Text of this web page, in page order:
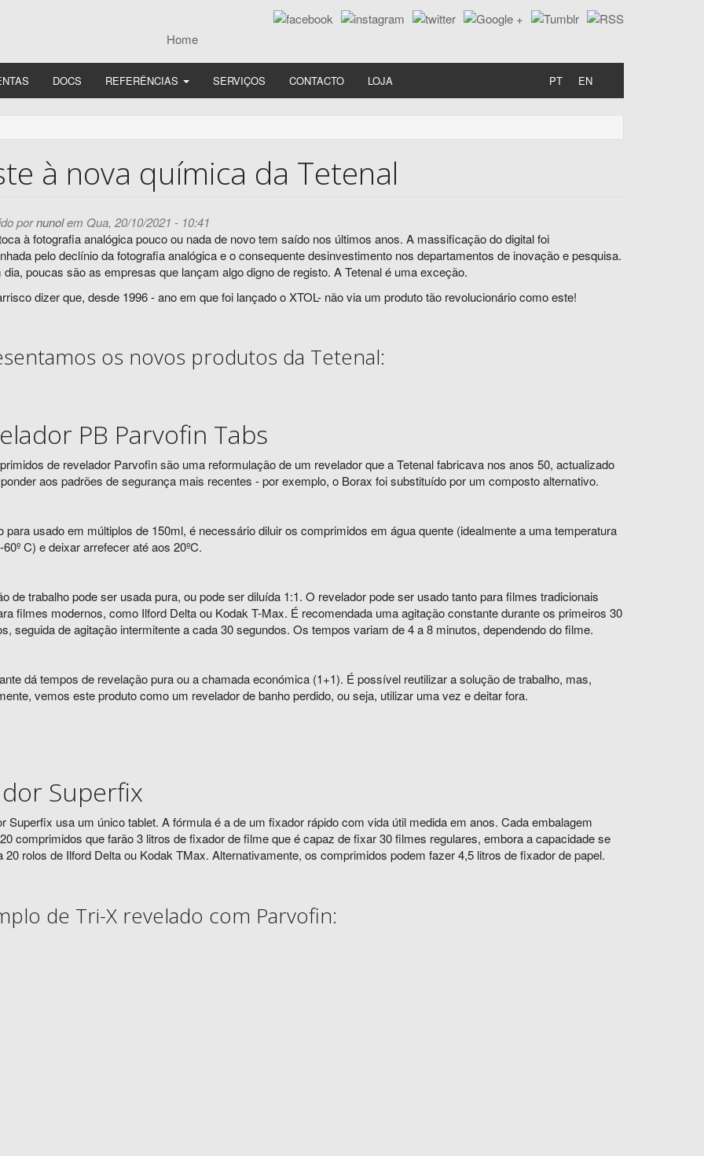
DOCS REFERÊNCIAS SERVIÇOS CONTACTO LOJA PT EN
à nova química da Tetenal
pornunolem Qua, 20/10/2021 - 10:41
à fotografia analógica pouco ou nada de novo tem saído nos últimos anos. A massificação do digital foi
pelo declínio da fotografia analógica e o consequente desinvestimento nos departamentos de inovação e pesquisa.
dia, poucas são as empresas que lançam algo digno de registo. A Tetenal é uma exceção.
dizer que, desde 1996 - ano em que foi lançado o XTOL- não via um produto tão revolucionário como este!
os novos produtos da Tetenal:
PB Parvofin Tabs
de revelador Parvofin são uma reformulação de um revelador que a Tetenal fabricava nos anos 50, actualizado
aos padrões de segurança mais recentes - por exemplo, o Borax foi substituído por um composto alternativo.
para usado em múltiplos de 150ml, é necessário diluir os comprimidos em água quente (idealmente a uma temperatura
C) e deixar arrefecer até aos 20ºC.
de trabalho pode ser usada pura, ou pode ser diluída 1:1. O revelador pode ser usado tanto para filmes tradicionais
filmes modernos, como Ilford Delta ou Kodak T-Max. É recomendada uma agitação constante durante os primeiros 30
seguida de agitação intermitente a cada 30 segundos. Os tempos variam de 4 a 8 minutos, dependendo do filme.
dá tempos de revelação pura ou a chamada económica (1+1). É possível reutilizar a solução de trabalho, mas,
vemos este produto como um revelador de banho perdido, ou seja, utilizar uma vez e deitar fora.
Superfix
Superfix usa um único tablet. A fórmula é a de um fixador rápido com vida útil medida em anos. Cada embalagem
comprimidos que farão 3 litros de fixador de filme que é capaz de fixar 30 filmes regulares, embora a capacidade se
20 rolos de Ilford Delta ou Kodak TMax. Alternativamente, os comprimidos podem fazer 4,5 litros de fixador de papel.
de Tri-X revelado com Parvofin: